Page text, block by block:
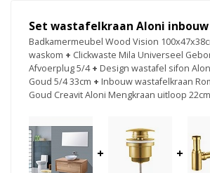
Set wastafelkraan Aloni inbouw
Badkamermeubel Wood Vision
waskom + Clickwaste Mila Universeel
Afvoerplug 5/4 + Design wastafel sifon
Goud 5/4 33cm + Inbouw wastafelkraan
Goud Creavit Aloni Mengkraan uitloop 22cm
+ +